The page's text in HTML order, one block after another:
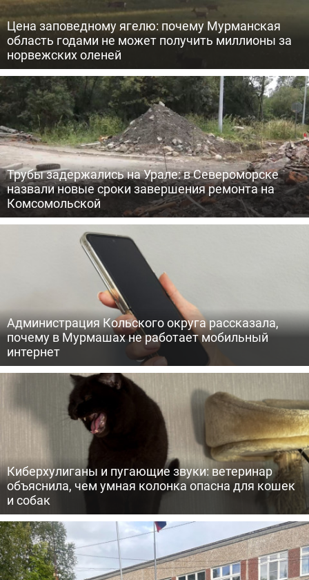
Цена заповедному ягелю: почему Мурманская
область годами не может получить миллионы за
норвежских оленей
Трубы задержались на Урале: в Североморске
назвали новые сроки завершения ремонта на
Комсомольской
Администрация Кольского округа рассказала,
почему в Мурмашах не работает мобильный
интернет
Киберхулиганы и пугающие звуки: ветеринар
объяснила, чем умная колонка опасна для кошек
и собак